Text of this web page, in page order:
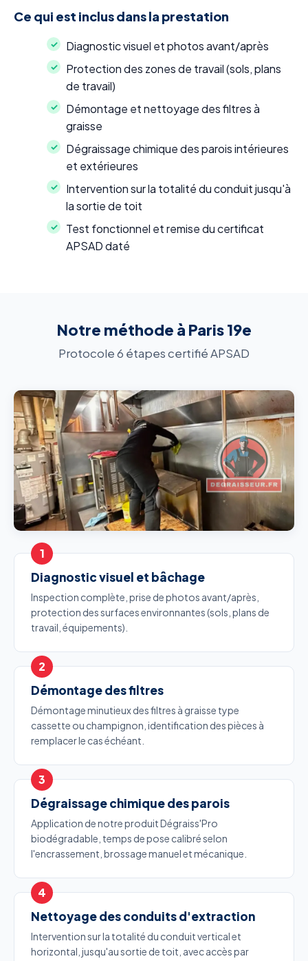
Ce qui est inclus dans la prestation
Diagnostic visuel et photos avant/après
Protection des zones de travail (sols, plans
de travail)
Démontage et nettoyage des filtres à
graisse
Dégraissage chimique des parois intérieures
et extérieures
Intervention sur la totalité du conduit jusqu'à
la sortie de toit
Test fonctionnel et remise du certificat
APSAD daté
Notre méthode à Paris 19e
Protocole 6 étapes certifié APSAD
Diagnostic visuel et bâchage
Inspection complète, prise de photos avant/après,
protection des surfaces environnantes (sols, plans de
travail, équipements).
Démontage des filtres
Démontage minutieux des filtres à graisse type
cassette ou champignon, identification des pièces à
remplacer le cas échéant.
Dégraissage chimique des parois
Application de notre produit Dégraiss'Pro
biodégradable, temps de pose calibré selon
l'encrassement, brossage manuel et mécanique.
Nettoyage des conduits d'extraction
Intervention sur la totalité du conduit vertical et
horizontal, jusqu'au sortie de toit, avec accès par